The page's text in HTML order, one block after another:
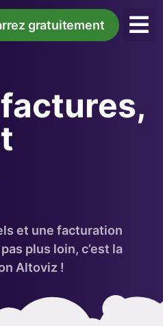
gratuitement
et une facturation
plus loin, c’est la
Altoviz !